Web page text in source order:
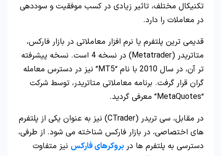
تکنیکال مختلف، تاثیر زیادی در کسب موفقیت و سوددهی
در معاملات را دارد.
قدیمی ترین پلتفرم یا نرم افزار معاملاتی در بازار فارکس،
متاتریدر (Metatrader) در نسخه 4 است. نسخه پیشرفته
تر آن، در سال 2010 با نام “MT5” نیز در دسترس معامله
گران قرار گرفت. برنامه معاملاتی متاتریدر، توسط شرکت
“MetaQuotes” معرفی گردید.
در مقابل، سی تریدر (CTrader) نیز به عنوان یکی از پلتفرم
های اختصاصی، در بازار فارکس شناخته می شود. از طرفی،
دسترسی به پلتفرم ها در بروکرهای فارکس نیز متفاوت